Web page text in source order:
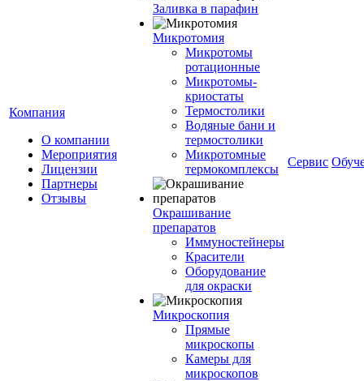
Компания
О компании
Мероприятия
Лицензии
Партнеры
Отзывы
Заливка в парафин
Микротомия
Микротомы
ротационные
Микротомы-
криостаты
Термостолики
Водяные бани и
термостолики
Микротомные
термокомплексы
Окрашивание
препаратов
Иммуностейнеры
Красители
Оборудование
для окраски
Микроскопия
Прямые
микроскопы
Камеры для
микроскопов
Сервис